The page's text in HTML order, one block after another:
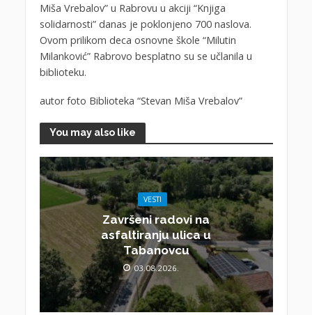
Miša Vrebalov” u Rabrovu u akciji “Knjiga
solidarnosti” danas je poklonjeno 700 naslova.
Ovom prilikom deca osnovne škole “Milutin
Milanković” Rabrovo besplatno su se učlanila u
biblioteku.
autor foto Biblioteka “Stevan Miša Vrebalov”
You may also like
VESTI
Završeni radovi na
asfaltiranju ulica u
Tabanovcu
03.08.2026.